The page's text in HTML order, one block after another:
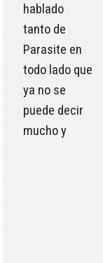
hablado
tanto de
Parasite en
todo lado que
ya no se
puede decir
mucho y